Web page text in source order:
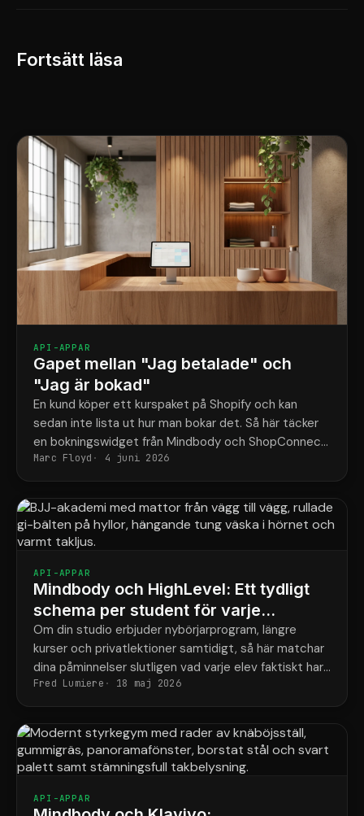
Fortsätt läsa
API-APPAR
Gapet mellan "Jag betalade" och
"Jag är bokad"
En kund köper ett kurspaket på Shopify och kan
sedan inte lista ut hur man bokar det. Så här täcker
en bokningswidget från Mindbody och ShopConnect
den luckan för gott.
Marc Floyd 4 juni 2026
API-APPAR
Mindbody och HighLevel: Ett tydligt
schema per student för varje
program
Om din studio erbjuder nybörjarprogram, längre
kurser och privatlektioner samtidigt, så här matchar
dina påminnelser slutligen vad varje elev faktiskt har
bokat.
Fred Lumiere 18 maj 2026
API-APPAR